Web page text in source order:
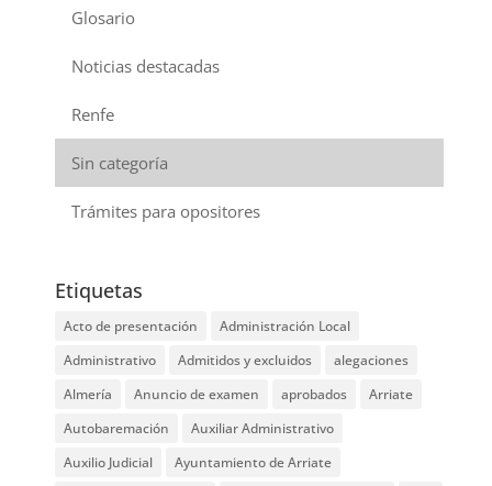
Glosario
Noticias destacadas
Renfe
Sin categoría
Trámites para opositores
Etiquetas
Acto de presentación
Administración Local
Administrativo
Admitidos y excluidos
alegaciones
Almería
Anuncio de examen aprobados
Arriate
Autobaremación
Auxiliar Administrativo
Auxilio Judicial
Ayuntamiento de Arriate